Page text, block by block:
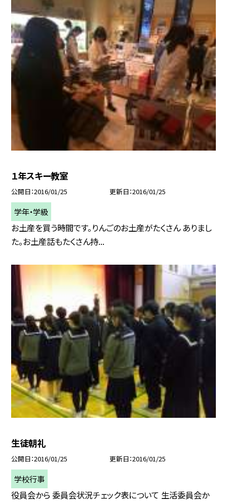
１年スキー教室
公開日 2016/01/25 更新日 2016/01/25
学年・学級
お土産を買う時間です。りんごのお土産がたくさん ありまし
た。お土産話もたくさん持...
生徒朝礼
公開日 2016/01/25 更新日 2016/01/25
学校行事
役員会から 委員会状況チェック表について 生活委員会か